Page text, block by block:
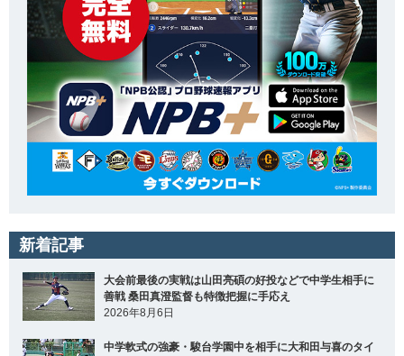
新着記事
大会前最後の実戦は山田亮碩の好投などで中学生相手に
善戦 桑田真澄監督も特徴把握に手応え
2026年8月6日
中学軟式の強豪・駿台学園中を相手に大和田与喜のタイ